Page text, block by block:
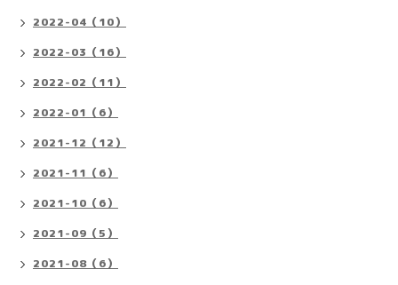
2022-04（10）
2022-03（16）
2022-02（11）
2022-01（6）
2021-12（12）
2021-11（6）
2021-10（6）
2021-09（5）
2021-08（6）